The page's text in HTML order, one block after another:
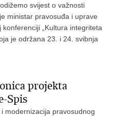
svijest o važnosti
ministar pravosuđa i uprave
„Kultura integriteta
je održana 23. i 24. svibnja
projekta
Spis
modernizacija pravosudnog